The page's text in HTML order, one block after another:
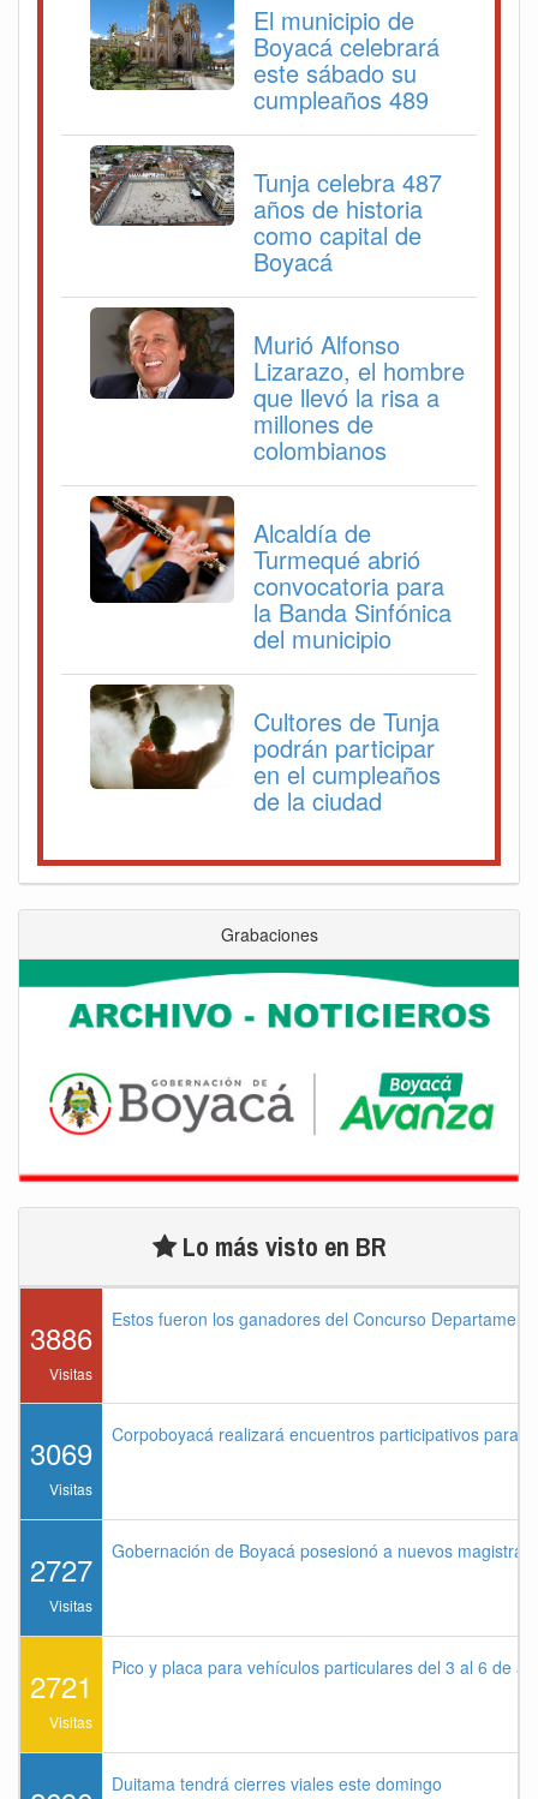
El municipio de
Boyacá celebrará
este sábado su
cumpleaños 489
Tunja celebra 487
años de historia
como capital de
Boyacá
Murió Alfonso
Lizarazo, el hombre
que llevó la risa a
millones de
colombianos
Alcaldía de
Turmequé abrió
convocatoria para
la Banda Sinfónica
del municipio
Cultores de Tunja
podrán participar
en el cumpleaños
de la ciudad
Grabaciones
Lo más visto en BR
3886
Visitas
Estos fueron los ganadores del Concurso
3069
Visitas
Corpoboyacá realizará encuentros participativos para
2727
Visitas
Gobernación de Boyacá posesionó a nuevos
2721
Visitas
Pico y placa para vehículos particulares del 3 al 6 de
Duitama tendrá cierres viales este domingo